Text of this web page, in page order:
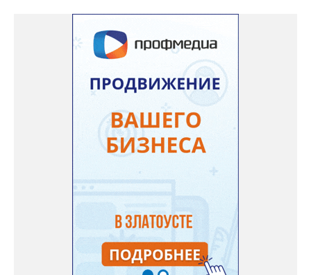
однажды реанимация не смогла добраться до больного.
Жители писали в администрацию города и другие инстанции,
пытались ремонтировать дорогу своими силами – всё тщетно»,
– рассказали в ОНФ. Общественники подчеркнули: именно
они добились, чтобы участок разровняли и отсыпали. Для
этого потребовалось обратиться в мэрию Златоуста.